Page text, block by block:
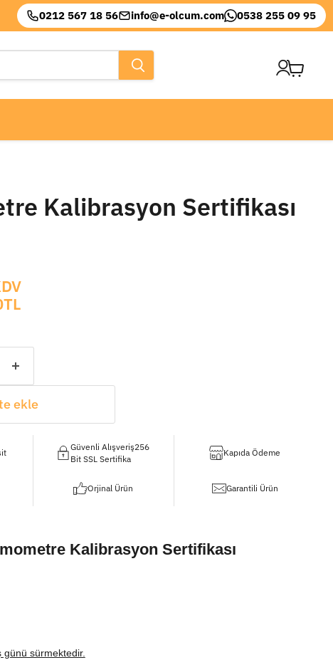
0212 567 18 56 info@e-olcum.com 0538 255 09 95
Kalibrasyon Sertifikası
ekle
Güvenli Alışveriş256
Bit SSL Sertifika
Kapıda Ödeme
Orjinal Ürün Garantili Ürün
Kalibrasyon Sertifikası
sürmektedir.